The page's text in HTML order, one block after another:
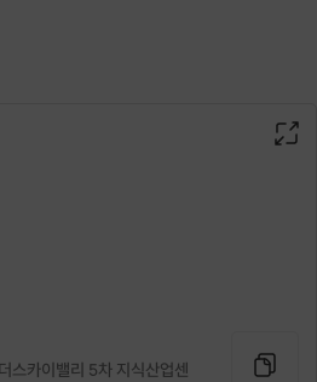
스카이밸리 5차 지식산업센